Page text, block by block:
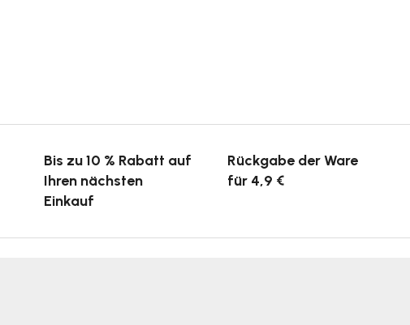
Bis zu 10 % Rabatt auf
Ihren nächsten
Einkauf
Rückgabe der Ware
für 4,9 €